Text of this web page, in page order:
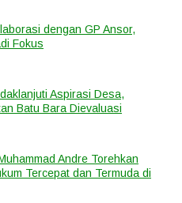
dengan GP Ansor,
Fokus
Aspirasi Desa,
Batu Bara Dievaluasi
Andre Torehkan
Tercepat dan Termuda di